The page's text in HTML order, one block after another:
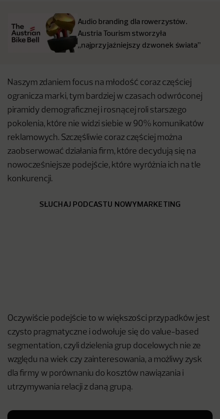
Audio branding dla rowerzystów.
Austria Tourism stworzyła
„najprzyjaźniejszy dzwonek świata”
Naszym zdaniem focus na młodość coraz częściej
ogranicza marki, tym bardziej w czasach odwróconej
piramidy demograficznej i rosnącej roli starszego
pokolenia, które nie widzi siebie w 90% komunikatów
reklamowych. Szczęśliwie coraz częściej można
zaobserwować działania firm, które decydują się na
nowocześniejsze podejście, które wyróżnia ich na tle
konkurencji.
SŁUCHAJ PODCASTU NOWYMARKETING
Oczywiście podejście to w większości przypadków jest
czysto pragmatyczne i odwołuje się do value-based
segmentation, czyli dzielenia grup docelowych nie ze
względu na wiek czy zainteresowania, a możliwy zysk
dla firmy w porównaniu do kosztów nawiązania i
utrzymywania relacji z daną grupą.